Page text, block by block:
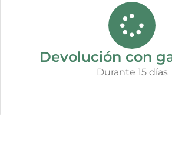
Devolución con
Durante 15 días